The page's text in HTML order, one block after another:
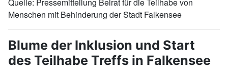
Menschen mit Behinderung der Stadt Falkensee
Blume der Inklusion und Start
des Teilhabe Treffs in Falkensee